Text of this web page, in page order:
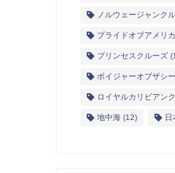
ノルウェージャンク
プライドオブアメリカ
プリンセスクルーズ
ボイジャーオブザシ
ロイヤルカリビアン
地中海(12) 日